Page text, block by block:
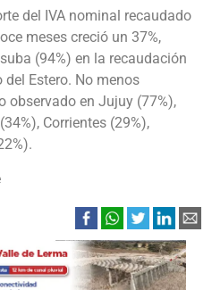
del IVA nominal recaudado
meses creció un 37%,
(94%) en la recaudación
Estero. No menos
observado en Jujuy (77%),
Corrientes (29%),